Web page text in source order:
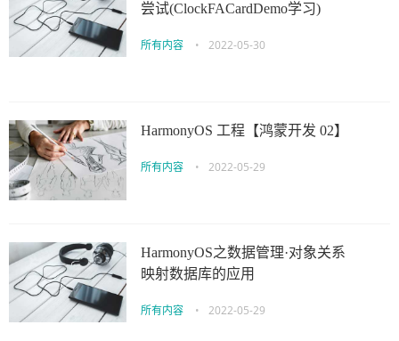
尝试(ClockFACardDemo学习)
所有内容 • 2022-05-30
HarmonyOS 工程【鸿蒙开发 02】
所有内容 • 2022-05-29
HarmonyOS之数据管理·对象关系
映射数据库的应用
所有内容 • 2022-05-29